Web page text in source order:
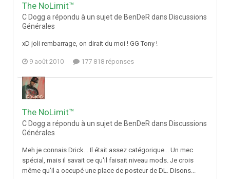
The NoLimit™
C Dogg a répondu à un sujet de BenDeR dans Discussions
Générales
xD joli rembarrage, on dirait du moi ! GG Tony !
9 août 2010 177 818 réponses
The NoLimit™
C Dogg a répondu à un sujet de BenDeR dans Discussions
Générales
Meh je connais Drick... Il était assez catégorique... Un mec
spécial, mais il savait ce qu'il faisait niveau mods. Je crois
même qu'il a occupé une place de posteur de DL. Disons...